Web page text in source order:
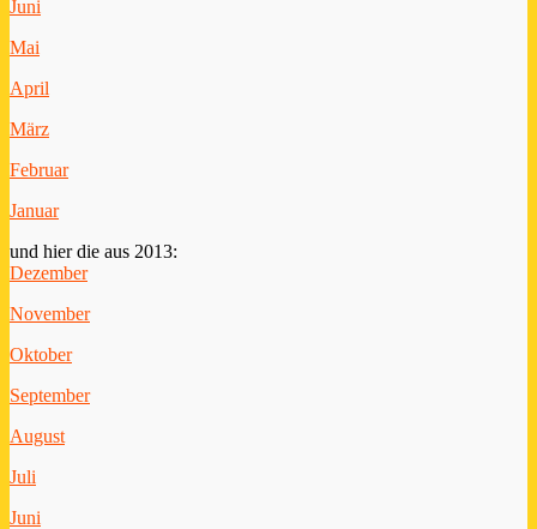
Juni
Mai
April
März
Februar
Januar
und hier die aus 2013:
Dezember
November
Oktober
September
August
Juli
Juni